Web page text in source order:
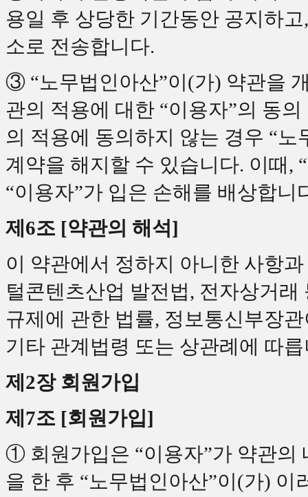
용일 후 상당한 기간동안 공지하
소로 전송합니다.
③ “노무법인아산”이(가) 약관을
관의 적용에 대한 “이용자”의 동
의 적용에 동의하지 않는 경우 “
계약을 해지할 수 있습니다. 이때,
“이용자”가 입은 손해를 배상합니
제6조 [약관의 해석]
이 약관에서 정하지 아니한 사항
털콘텐츠산업 발전법, 전자상거
규제에 관한 법률, 정보통신부장
기타 관계법령 또는 상관례에 따
제2장 회원가입
제7조 [회원가입]
① 회원가입은 “이용자”가 약관의
을 한 후 “노무법인아산”이(가)